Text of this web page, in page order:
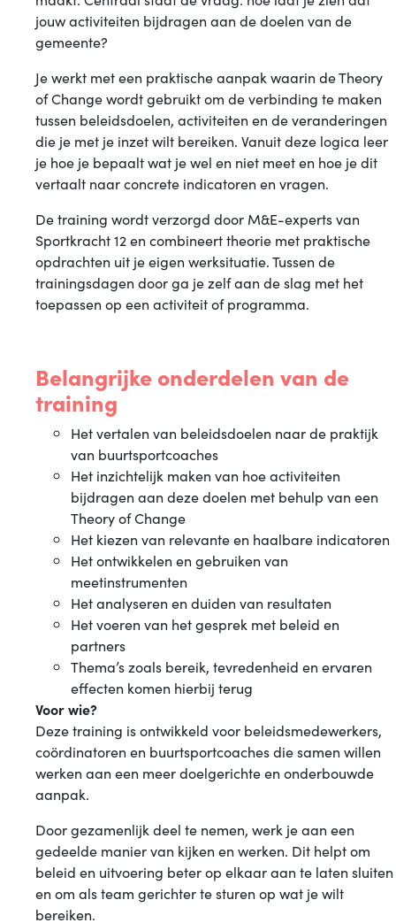
jouw activiteiten bijdragen aan de doelen van de
gemeente?
Je werkt met een praktische aanpak waarin de Theory
of Change wordt gebruikt om de verbinding te maken
tussen beleidsdoelen, activiteiten en de veranderingen
die je met je inzet wilt bereiken. Vanuit deze logica leer
je hoe je bepaalt wat je wel en niet meet en hoe je dit
vertaalt naar concrete indicatoren en vragen.
De training wordt verzorgd door M&E-experts van
Sportkracht 12 en combineert theorie met praktische
opdrachten uit je eigen werksituatie. Tussen de
trainingsdagen door ga je zelf aan de slag met het
toepassen op een activiteit of programma.
Belangrijke onderdelen van de
training
Het vertalen van beleidsdoelen naar de praktijk
van buurtsportcoaches
Het inzichtelijk maken van hoe activiteiten
bijdragen aan deze doelen met behulp van een
Theory of Change
Het kiezen van relevante en haalbare indicatoren
Het ontwikkelen en gebruiken van
meetinstrumenten
Het analyseren en duiden van resultaten
Het voeren van het gesprek met beleid en
partners
Thema’s zoals bereik, tevredenheid en ervaren
effecten komen hierbij terug
Voor wie?
Deze training is ontwikkeld voor beleidsmedewerkers,
coördinatoren en buurtsportcoaches die samen willen
werken aan een meer doelgerichte en onderbouwde
aanpak.
Door gezamenlijk deel te nemen, werk je aan een
gedeelde manier van kijken en werken. Dit helpt om
beleid en uitvoering beter op elkaar aan te laten sluiten
en om als team gerichter te sturen op wat je wilt
bereiken.